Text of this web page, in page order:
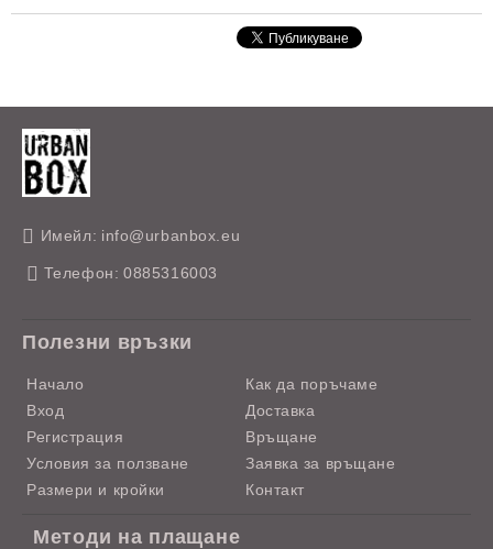
Имейл: info@urbanbox.eu
Телефон: 0885316003
Полезни връзки
Начало
Вход
Регистрация
Условия за ползване
Размери и кройки
Как да поръчаме
Доставка
Връщане
Заявка за връщане
Контакт
Методи на плащане